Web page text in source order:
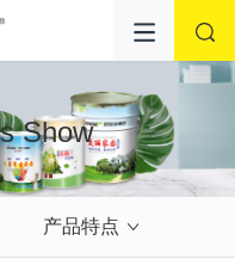
Show
产品特点